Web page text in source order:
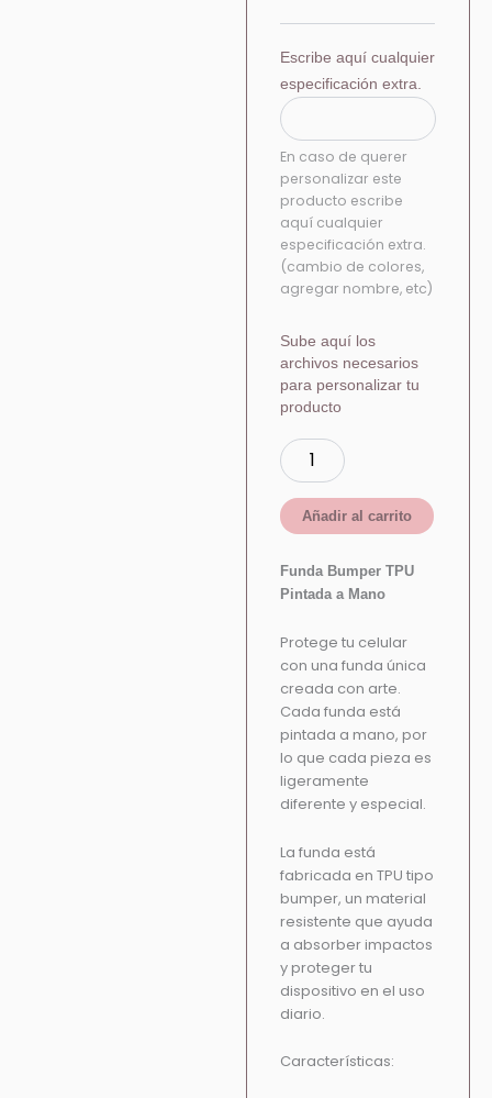
Escribe aquí cualquier
especificación extra.
En caso de querer
personalizar este
producto escribe
aquí cualquier
especificación extra.
(cambio de colores,
agregar nombre, etc)
Sube aquí los
archivos necesarios
para personalizar tu
producto
Añadir al carrito
Funda Bumper TPU
Pintada a Mano
Protege tu celular
con una funda única
creada con arte.
Cada funda está
pintada a mano, por
lo que cada pieza es
ligeramente
diferente y especial.
La funda está
fabricada en TPU tipo
bumper, un material
resistente que ayuda
a absorber impactos
y proteger tu
dispositivo en el uso
diario.
Características: